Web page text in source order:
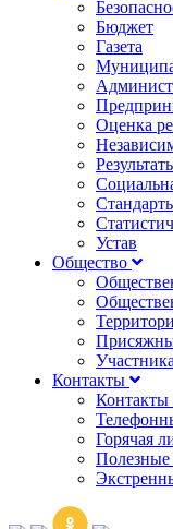
Бюджет
Газета
Оценка
Устав
Общество
Контакты
Контакты
Горячая
Полезные